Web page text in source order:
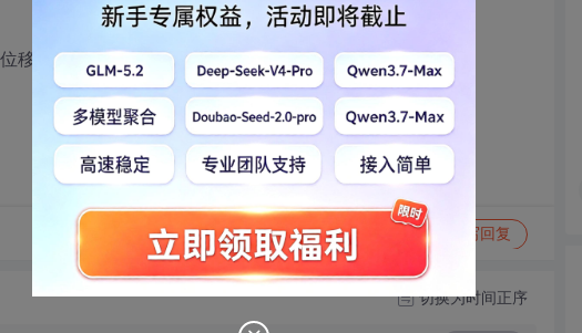
移和时间
转发到动态 举报 写回复
切换为时间正序